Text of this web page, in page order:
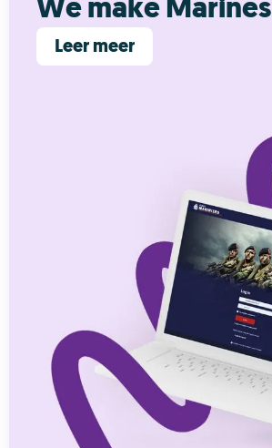
We make Marines
Leer meer